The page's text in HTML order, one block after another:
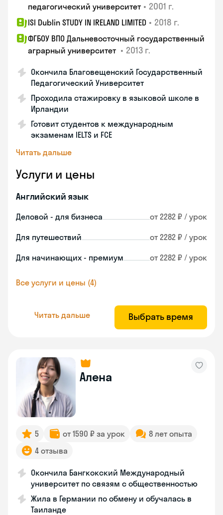
педагогический университет • 2001 г.
ISI Dublin STUDY IN IRELAND LIMITED • 2018 г.
ФГБОУ ВПО Дальневосточный государственный
аграрный университет • 2013 г.
Окончила Благовещенский Государственный
Педагогический Университет
Проходила стажировку в языковой школе в
Ирландии
Готовит студентов к международным
экзаменам IELTS и FCE
Читать дальше
Услуги и цены
Английский язык
Деловой - для бизнеса от 2282 ₽ / урок
Для путешествий от 2282 ₽ / урок
Для начинающих - премиум от 2282 ₽ / урок
Все услуги и цены (4)
Читать дальше Выбрать время
Алена
5 от 1590 ₽ за урок
8 лет опыта
4 отзыва
Окончила Бангкокский Международный
университет по связям с общественностью
Жила в Германии по обмену и обучалась в
Таиланде